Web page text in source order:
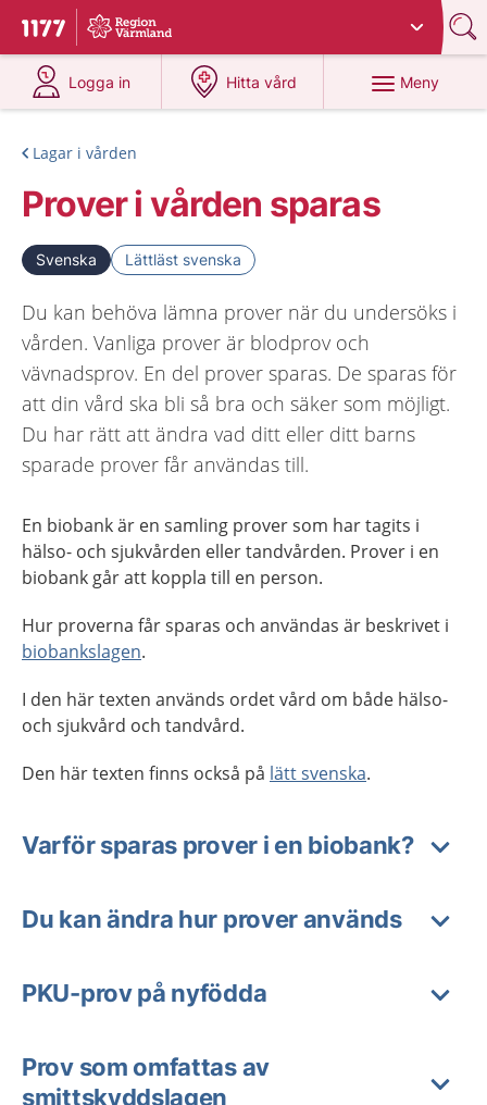
Till startsidan för 1177
Du har valt region
Logga in
på 1177.se
Hitta vård
på 1177.se
Meny
Lagar i vården
Prover i vården sparas
Svenska Lättläst svenska
Du kan behöva lämna prover när du undersöks i
vården. Vanliga prover är blodprov och
vävnadsprov. En del prover sparas. De sparas för
att din vård ska bli så bra och säker som möjligt.
Du har rätt att ändra vad ditt eller ditt barns
sparade prover får användas till.
En biobank är en samling prover som har tagits i
hälso- och sjukvården eller tandvården. Prover i en
biobank går att koppla till en person.
Hur proverna får sparas och användas är beskrivet i
biobankslagen.
I den här texten används ordet vård om både hälso-
och sjukvård och tandvård.
Den här texten finns också på lätt svenska.
Varför sparas prover i en biobank?
Du kan ändra hur prover används
PKU-prov på nyfödda
Prov som omfattas av
smittskyddslagen